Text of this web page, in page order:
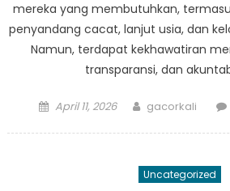
mereka yang membutuhkan,
penyandang cacat, lanjut usia, dan
Namun, terdapat kekhawatiran
transparansi, dan
Posted
April 11, 2026 Author
gacorkali
Uncategorized